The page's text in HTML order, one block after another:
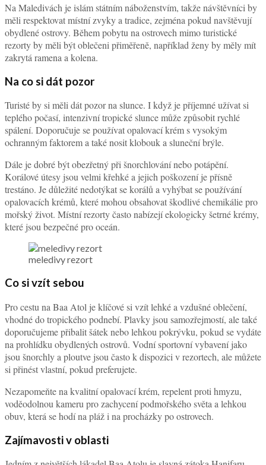
Na Maledivách je islám státním náboženstvím, takže návštěvníci by
měli respektovat místní zvyky a tradice, zejména pokud navštěvují
obydlené ostrovy. Během pobytu na ostrovech mimo turistické
rezorty by měli být oblečeni přiměřeně, například ženy by měly mít
zakrytá ramena a kolena.
Na co si dát pozor
Turisté by si měli dát pozor na slunce. I když je příjemné užívat si
teplého počasí, intenzivní tropické slunce může způsobit rychlé
spálení. Doporučuje se používat opalovací krém s vysokým
ochranným faktorem a také nosit klobouk a sluneční brýle.
Dále je dobré být obezřetný při šnorchlování nebo potápění.
Korálové útesy jsou velmi křehké a jejich poškození je přísně
trestáno. Je důležité nedotýkat se korálů a vyhýbat se používání
opalovacích krémů, které mohou obsahovat škodlivé chemikálie pro
mořský život. Místní rezorty často nabízejí ekologicky šetrné krémy,
které jsou bezpečné pro oceán.
meledivy rezort
Co si vzít sebou
Pro cestu na Baa Atol je klíčové si vzít lehké a vzdušné oblečení,
vhodné do tropického podnebí. Plavky jsou samozřejmostí, ale také
doporučujeme přibalit šátek nebo lehkou pokrývku, pokud se vydáte
na prohlídku obydlených ostrovů. Vodní sportovní vybavení jako
jsou šnorchly a ploutve jsou často k dispozici v rezortech, ale můžete
si přinést vlastní, pokud preferujete.
Nezapomeňte na kvalitní opalovací krém, repelent proti hmyzu,
voděodolnou kameru pro zachycení podmořského světa a lehkou
obuv, která se hodí na pláž i na procházky po ostrovech.
Zajímavosti v oblasti